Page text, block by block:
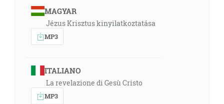
MAGYAR
Jézus Krisztus kinyilatkoztatása
MP3
ITALIANO
La revelazione di Gesù Cristo
MP3